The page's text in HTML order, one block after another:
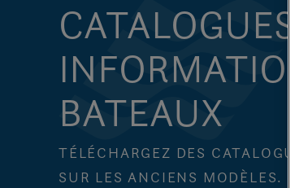
BATEAUX
TÉLÉCHARGEZ DES
SUR LES ANCIENS MODÈLES.